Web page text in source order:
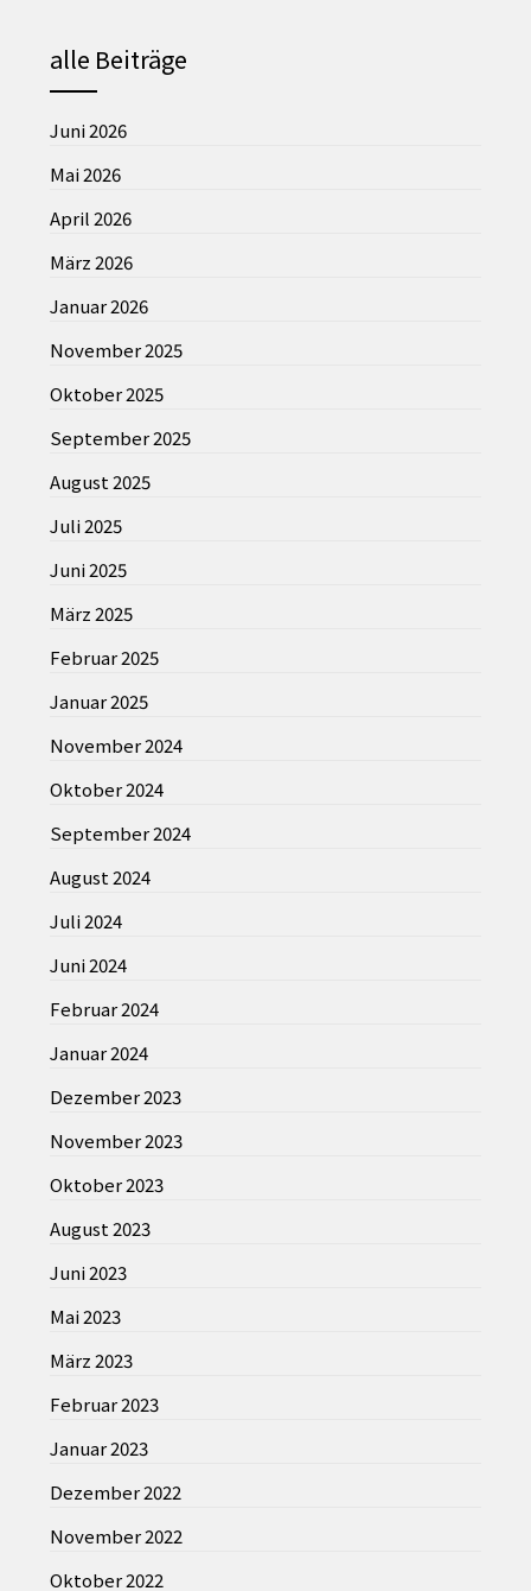
alle Beiträge
Juni 2026
Mai 2026
April 2026
März 2026
Januar 2026
November 2025
Oktober 2025
September 2025
August 2025
Juli 2025
Juni 2025
März 2025
Februar 2025
Januar 2025
November 2024
Oktober 2024
September 2024
August 2024
Juli 2024
Juni 2024
Februar 2024
Januar 2024
Dezember 2023
November 2023
Oktober 2023
August 2023
Juni 2023
Mai 2023
März 2023
Februar 2023
Januar 2023
Dezember 2022
November 2022
Oktober 2022